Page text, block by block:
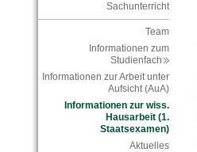
Sachunterricht
Team
Informationen zum
Studienfach
Informationen zur Arbeit unter
Aufsicht (AuA)
Informationen zur wiss.
Hausarbeit (1.
Staatsexamen)
Aktuelles